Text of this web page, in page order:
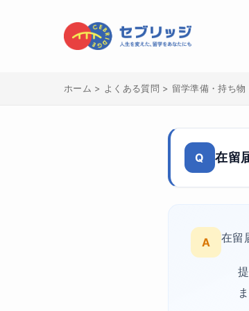
ホーム > よくある質問 > 留学準備・持ち物
Q 在留
A 在留